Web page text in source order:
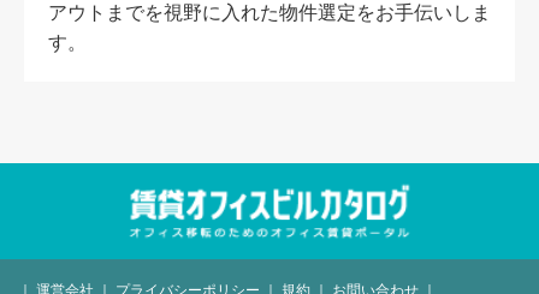
アウトまでを視野に入れた物件選定をお手伝いしま
す。